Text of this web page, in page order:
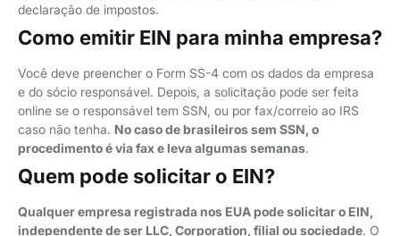
declaração de impostos.
Como emitir EIN para minha empresa?
Você deve preencher o Form SS-4 com os dados da empresa
e do sócio responsável. Depois, a solicitação pode ser feita
online se o responsável tem SSN, ou por fax/correio ao IRS
caso não tenha. No caso de brasileiros sem SSN, o
procedimento é via fax e leva algumas semanas.
Quem pode solicitar o EIN?
Qualquer empresa registrada nos EUA pode solicitar o EIN,
independente de ser LLC, Corporation, filial ou sociedade. O